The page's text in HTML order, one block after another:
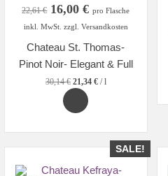
22,61€ Original
price
22,61 €.
16,00€Current
price
16,00 €.
pro Flasche
inkl. MwSt. zzgl. Versandkosten
Chateau St. Thomas-
Pinot Noir- Elegant & Full
30,14€ 21,34 €/l
SALE!